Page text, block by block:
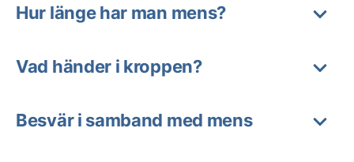
Hur länge har man mens?
Vad händer i kroppen?
Besvär i samband med mens